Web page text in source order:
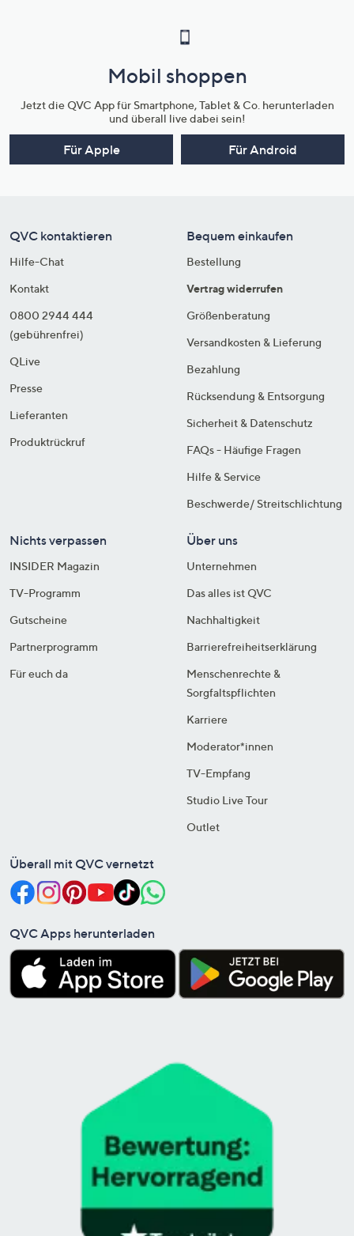
Mobil shoppen
Jetzt die QVC App für Smartphone, Tablet & Co. herunterladen
und überall live dabei sein!
Für Apple Für Android
QVC kontaktieren
Hilfe-Chat
Kontakt
0800 2944 444
(gebührenfrei)
QLive
Presse
Lieferanten
Produktrückruf
Bequem einkaufen
Bestellung
Vertrag widerrufen
Größenberatung
Versandkosten & Lieferung
Bezahlung
Rücksendung & Entsorgung
Sicherheit & Datenschutz
FAQs - Häufige Fragen
Hilfe & Service
Beschwerde/ Streitschlichtung
Nichts verpassen
INSIDER Magazin
TV-Programm
Gutscheine
Partnerprogramm
Für euch da
Über uns
Unternehmen
Das alles ist QVC
Nachhaltigkeit
Barrierefreiheitserklärung
Menschenrechte &
Sorgfaltspflichten
Karriere
Moderator*innen
TV-Empfang
Studio Live Tour
Outlet
Überall mit QVC vernetzt
QVC Apps herunterladen